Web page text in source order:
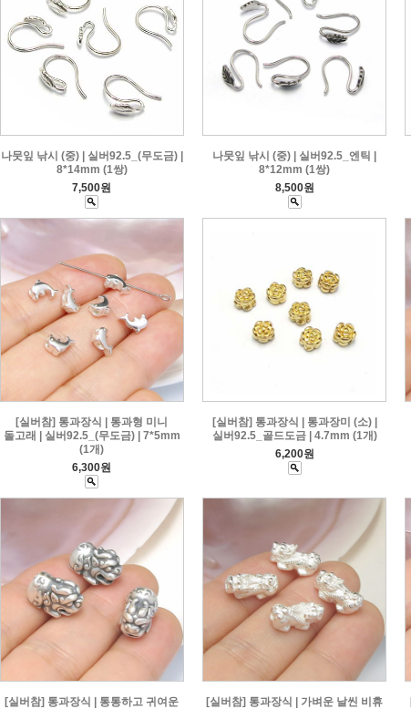
나뭇잎 낚시 (중) | 실버92.5_(무도금) |
8*14mm (1쌍)
7,500원
나뭇잎 낚시 (중) | 실버92.5_엔틱 |
8*12mm (1쌍)
8,500원
[실버참] 통과장식 | 통과형 미니
돌고래 | 실버92.5_(무도금) | 7*5mm
(1개)
6,300원
[실버참] 통과장식 | 통과장미 (소) |
실버92.5_골드도금 | 4.7mm (1개)
6,200원
[실버참] 통과장식 | 통통하고 귀여운 [실버참] 통과장식 | 가벼운 날씬 비휴